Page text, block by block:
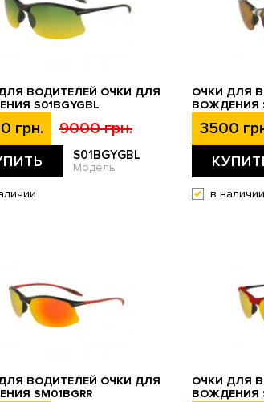
ВОДИТЕЛЕЙ ОЧКИ ДЛЯ
S01BGYGBL
грн. 9000 грн.
S01BGYGBL
Модель
ОЧКИ ДЛЯ
ВОЖДЕНИЯ
3500
в наличии
ВОДИТЕЛЕЙ ОЧКИ ДЛЯ
SM01BGRR
ОЧКИ ДЛЯ
ВОЖДЕНИЯ